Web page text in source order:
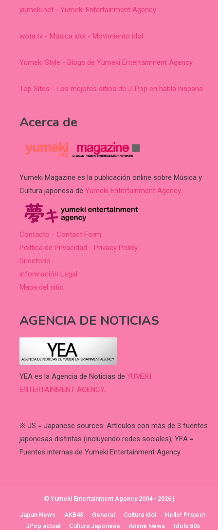
yumeki.net - Yumeki Entertainment Agency
wota.tv - Música idol - Movimiento idol
Yumeki Style - Blogs de Yumeki Entertainment Agency
Top Sites - Los mejores sitios de J-Pop en habla hispana
Acerca de
Yumeki Magazine es la publicación online sobre Música y
Cultura japonesa de Yumeki Entertainment Agency.
Contacto - Contact Form
Política de Privacidad - Privacy Policy
Directorio
información Legal
Mapa del sitio
AGENCIA DE NOTICIAS
YEA es la Agencia de Noticias de YUMEKI
ENTERTAINMENT AGENCY.
.
※ JS = Japanese sources: Artículos con más de 3 fuentes
japonesas distintas (incluyendo redes sociales); YEA =
Fuentes internas de Yumeki Entertainment Agency.
© Yumeki Entertainment Agency 2004 - 2026 |
Japan News AKB48 General Cultura idol
Hello! Project
JPop actual
Cultura Japonesa Ánime News Idols 80s